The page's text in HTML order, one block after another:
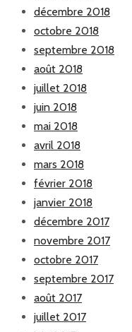
décembre 2018
octobre 2018
septembre 2018
août 2018
juillet 2018
juin 2018
mai 2018
avril 2018
mars 2018
février 2018
janvier 2018
décembre 2017
novembre 2017
octobre 2017
septembre 2017
août 2017
juillet 2017